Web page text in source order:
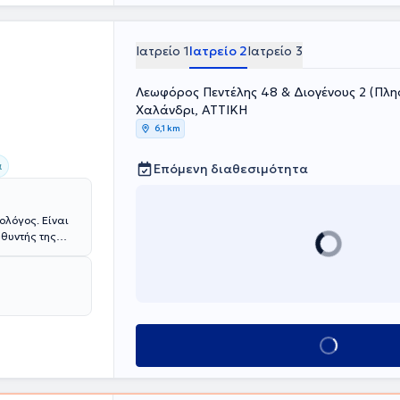
και
Είναι
της
και
παθήσεων της
Ιατρείο 1Ιατρείο 2Ιατρείο 3
Λεωφόρος Πεντέλης 48 & Διογένους 2
Χαλάνδρι, ΑΤΤΙΚΗ
6,1 km
Επόμενη διαθεσιμότητα
Κλείσε ραντεβού